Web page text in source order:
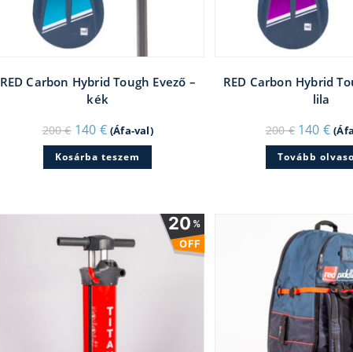
RED Carbon Hybrid Tough Evező –
kék
200€ Original
price
was:
200 €.
140 €Current
price
is:
140 €.
(Áfa-val)
Kosárba teszem
RED Carbon Hybrid
lila
200€ Original
price
was:
200 €.
140 €
is:
140
Tovább
20%
OFF